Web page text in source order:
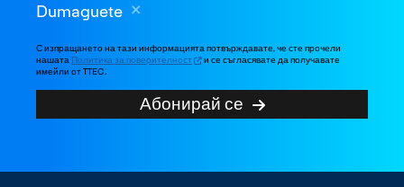
Dumaguete
С изпращането на тази информацията потвърждавате, че сте прочели
нашата Политика за поверителност
и се съгласявате да получавате
имейли от TTEC.
Абонирай се